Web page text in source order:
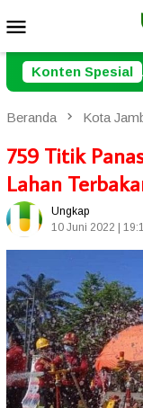
ke
kontenMobile
Konten Spesial
Kuala
Beranda Kota
759 Titik
Lahan
Ungkap
10 Juni 2022 |